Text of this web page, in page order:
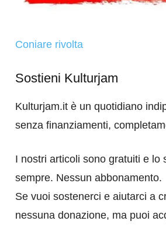
Coniare rivolta
Sostieni Kulturjam
Kulturjam.it è un quotidiano
senza finanziamenti,
I nostri articoli sono gratuiti e lo
sempre. Nessun abbonamento.
Se vuoi sostenerci e aiutarci a
nessuna donazione, ma puoi